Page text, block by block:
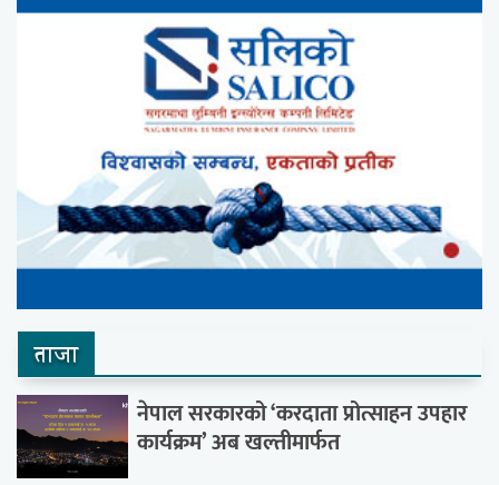
ताजा
नेपाल सरकारको ‘करदाता प्रोत्साहन उपहार
कार्यक्रम’ अब खल्तीमार्फत